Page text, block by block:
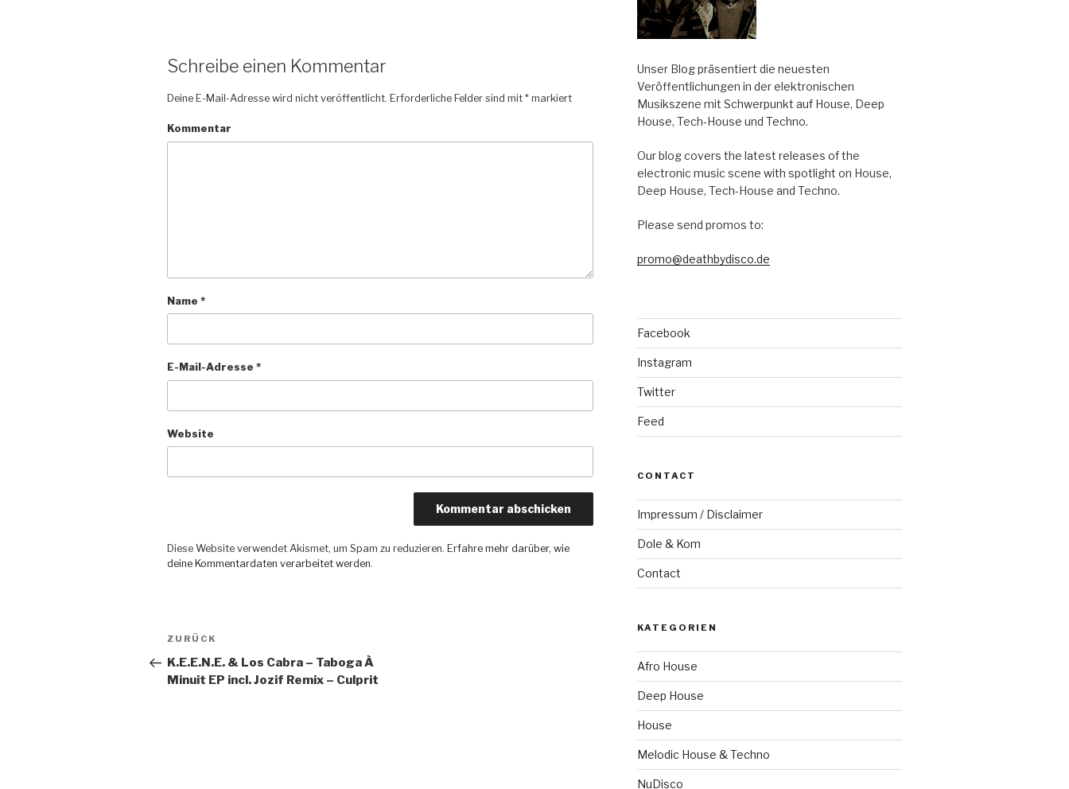
Schreibe einen Kommentar
Deine E-Mail-Adresse wird nicht veröffentlicht. Erforderliche Felder sind mit* markiert
Kommentar
Name*
E-Mail-Adresse*
Website
Diese Website verwendet Akismet, um Spam zu reduzieren. Erfahre mehr darüber, wie
deine Kommentardaten verarbeitet werden.
Beitragsnavigation
Vorheriger
Beitrag
ZURÜCK
K.E.E.N.E. & Los Cabra – Taboga À
Minuit EP incl. Jozif Remix – Culprit
Unser Blog präsentiert die neuesten
Veröffentlichungen in der elektronischen
Musikszene mit Schwerpunkt auf House, Deep
House, Tech-House und Techno.
Our blog covers the latest releases of the
electronic music scene with spotlight on House,
Deep House, Tech-House and Techno.
Please send promos to:
promo@deathbydisco.de
Facebook
Instagram
Twitter
Feed
CONTACT
Impressum / Disclaimer
Dole & Kom
Contact
KATEGORIEN
Afro House
Deep House
House
Melodic House & Techno
NuDisco